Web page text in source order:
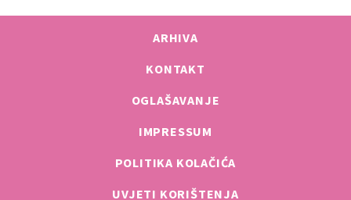
ARHIVA
KONTAKT
OGLAŠAVANJE
IMPRESSUM
POLITIKA KOLAČIĆA
UVJETI KORIŠTENJA